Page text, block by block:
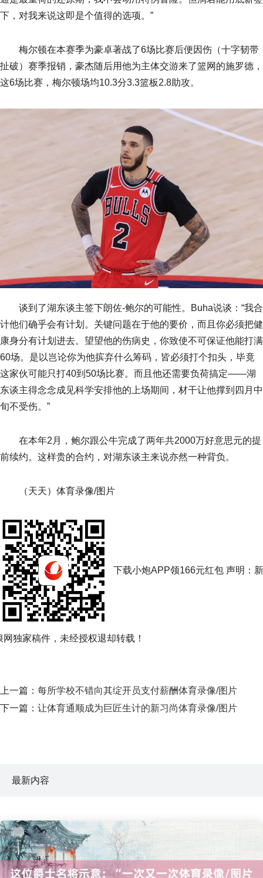
下，对我来说这即是个值得的选项。”
梅尔顿在本赛季为豪卓著战了6场比赛后便因伤（十字韧带
扯破）赛季报销，豪杰随后用他为主体交游来了篮网的施罗德，
这6场比赛，梅尔顿场均10.3分3.3篮板2.8助攻。
谈到了湖东谈主签下朗佐-鲍尔的可能性。Buha说谈：“我合
计他们确乎会有计划。关键问题在于他的要价，而且你必须把健
康身分有计划进去。望望他的伤病史，你致使不可保证他能打满
60场。是以岂论你为他摈弃什么筹码，皆必须打个扣头，毕竟
这家伙可能只打40到50场比赛。而且他还需要负荷搞定——湖
东谈主得念念成见科学安排他的上场期间，材干让他撑到四月中
旬不受伤。”
在本年2月，鲍尔跟公牛完成了两年共2000万好意思元的提
前续约。这样贵的合约，对湖东谈主来说亦然一种背负。
（天天）体育录像/图片
下载小炮APP领166元红包 声明：新
网独家稿件，未经授权退却转载！
上一篇： 每所学校不错向其绽开员支付薪酬体育录像/图片
下一篇： 让体育通顺成为巨匠生计的新习尚体育录像/图片
最新内容